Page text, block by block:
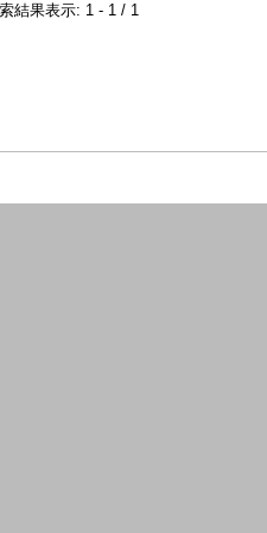
結果表示: 1 - 1 / 1